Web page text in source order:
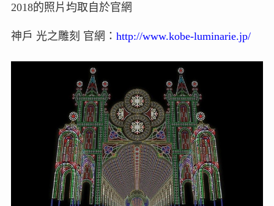
2018的照片均取自於官網
神戶 光之雕刻 官網： http://www.kobe-luminarie.jp/